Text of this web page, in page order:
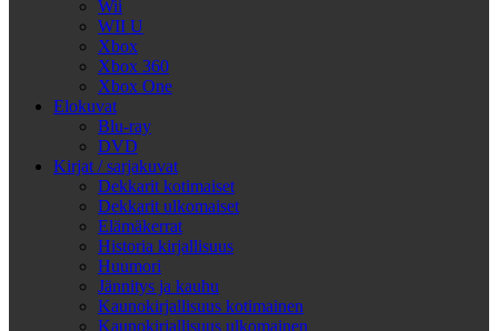
Wii
WII U
Xbox
Xbox 360
Xbox One
Elokuvat
Blu-ray
DVD
Kirjat / sarjakuvat
Dekkarit kotimaiset
Dekkarit ulkomaiset
Elämäkerrat
Historia kirjallisuus
Huumori
Jännitys ja kauhu
Kaunokirjallisuus kotimainen
Kaunokirjallisuus ulkomainen